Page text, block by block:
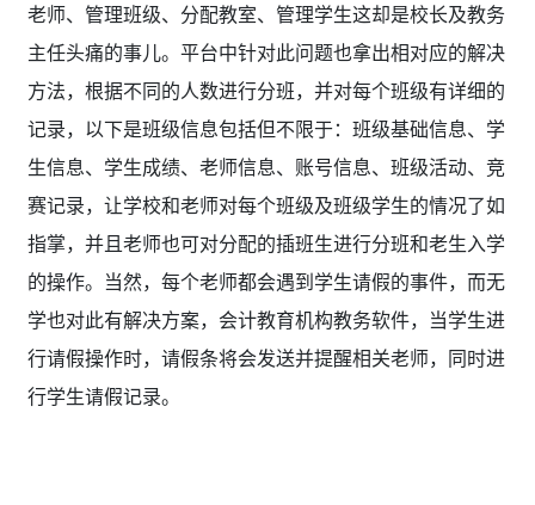
老师、管理班级、分配教室、管理学生这却是校长及教务
主任头痛的事儿。平台中针对此问题也拿出相对应的解决
方法，根据不同的人数进行分班，并对每个班级有详细的
记录，以下是班级信息包括但不限于：班级基础信息、学
生信息、学生成绩、老师信息、账号信息、班级活动、竞
赛记录，让学校和老师对每个班级及班级学生的情况了如
指掌，并且老师也可对分配的插班生进行分班和老生入学
的操作。当然，每个老师都会遇到学生请假的事件，而无
学也对此有解决方案，会计教育机构教务软件，当学生进
行请假操作时，请假条将会发送并提醒相关老师，同时进
行学生请假记录。